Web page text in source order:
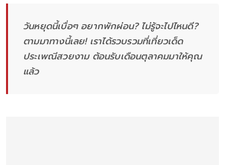
วันหยุดนี้เบื่อๆ อยากพักผ่อน? ไม่รู้จะไปไหนดี?
ตามมาทางนี้เลย! เราได้รวบรวมที่เที่ยวเด็ด
ประเพณีสวยงาม ต้อนรับเดือนตุลาคมมาให้คุณ
แล้ว